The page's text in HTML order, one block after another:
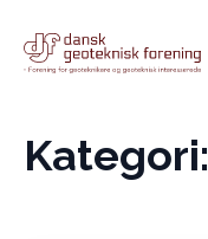
Kategori: